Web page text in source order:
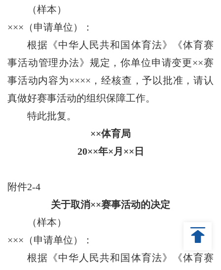
（样本）
×××（申请单位）：
根据《中华人民共和国体育法》《体育赛
事活动管理办法》规定，你单位申请变更××赛
事活动内容为××××，经核查，予以批准，请认
真做好赛事活动的组织保障工作。
特此批复。
××体育局
20××年×月××日
附件2-4
关于取消××赛事活动的决定
（样本）
×××（申请单位）：
根据《中华人民共和国体育法》《体育赛